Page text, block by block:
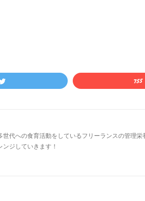
代への食育活動をしているフリーランスの管理栄
ジしていきます！